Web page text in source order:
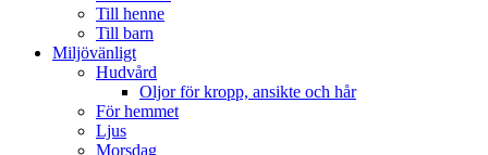
Till henne
Till barn
Miljövänligt
Hudvård
Oljor för kropp, ansikte och hår
För hemmet
Ljus
Morsdag